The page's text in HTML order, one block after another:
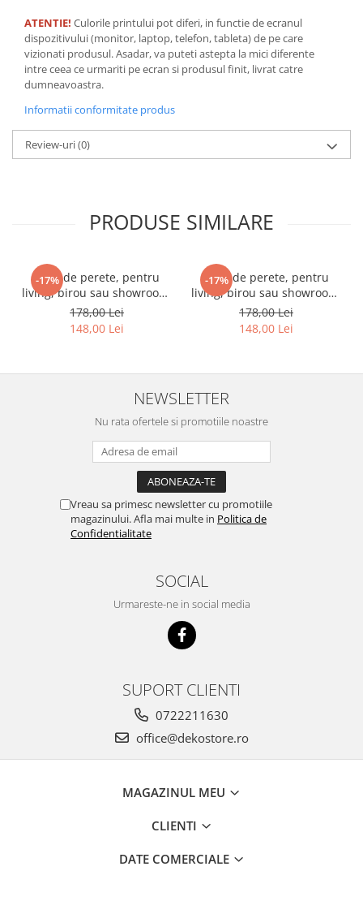
ATENTIE! Culorile printului pot diferi, in functie de ecranul
dispozitivului (monitor, laptop, telefon, tableta) de pe care
vizionati produsul. Asadar, va puteti astepta la mici diferente
intre ceea ce urmariti pe ecran si produsul finit, livrat catre
dumneavoastra.
Informatii conformitate produs
Review-uri(0)
PRODUSE SIMILARE
-17%
Ceas de perete, pentru
living, birou sau showroom,
Triunghiuri curcubeu
178,00 Lei
148,00 Lei
-17%
Ceas de perete, pentru
living, birou sau showroom,
Fundal blurat in nuante de
violet
178,00 Lei
148,00 Lei
NEWSLETTER
Nu rata ofertele si promotiile noastre
Vreau sa primesc newsletter cu promotiile
magazinului. Afla mai multe in Politica de
Confidentialitate
SOCIAL
Urmareste-ne in social media
SUPORT CLIENTI
0722211630
office@dekostore.ro
MAGAZINUL MEU
CLIENTI
DATE COMERCIALE